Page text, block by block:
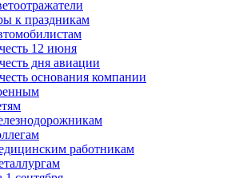
к праздникам
12 июня
дня авиации
основания компании
работникам